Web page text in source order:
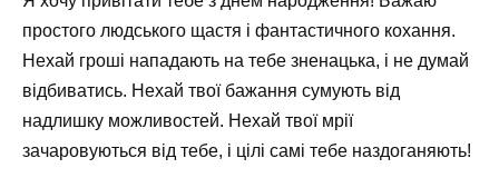
простого людського щастя і фантастичного кохання.
Нехай гроші нападають на тебе зненацька, і не думай
відбиватись. Нехай твої бажання сумують від
надлишку можливостей. Нехай твої мрії
зачаровуються від тебе, і цілі самі тебе наздоганяють!